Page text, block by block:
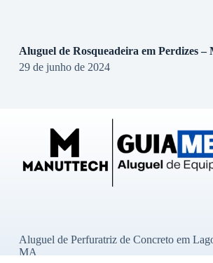
Aluguel de Rosqueadeira em Perdizes –
29 de junho de 2024
Aluguel de Perfuratriz de Concreto em
MA